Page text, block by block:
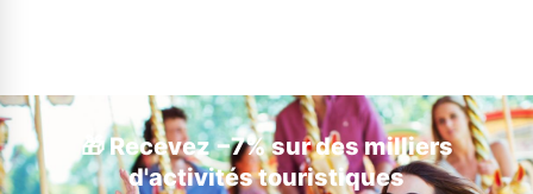
🎁 Recevez −7% sur des milliers
d'activités touristiques